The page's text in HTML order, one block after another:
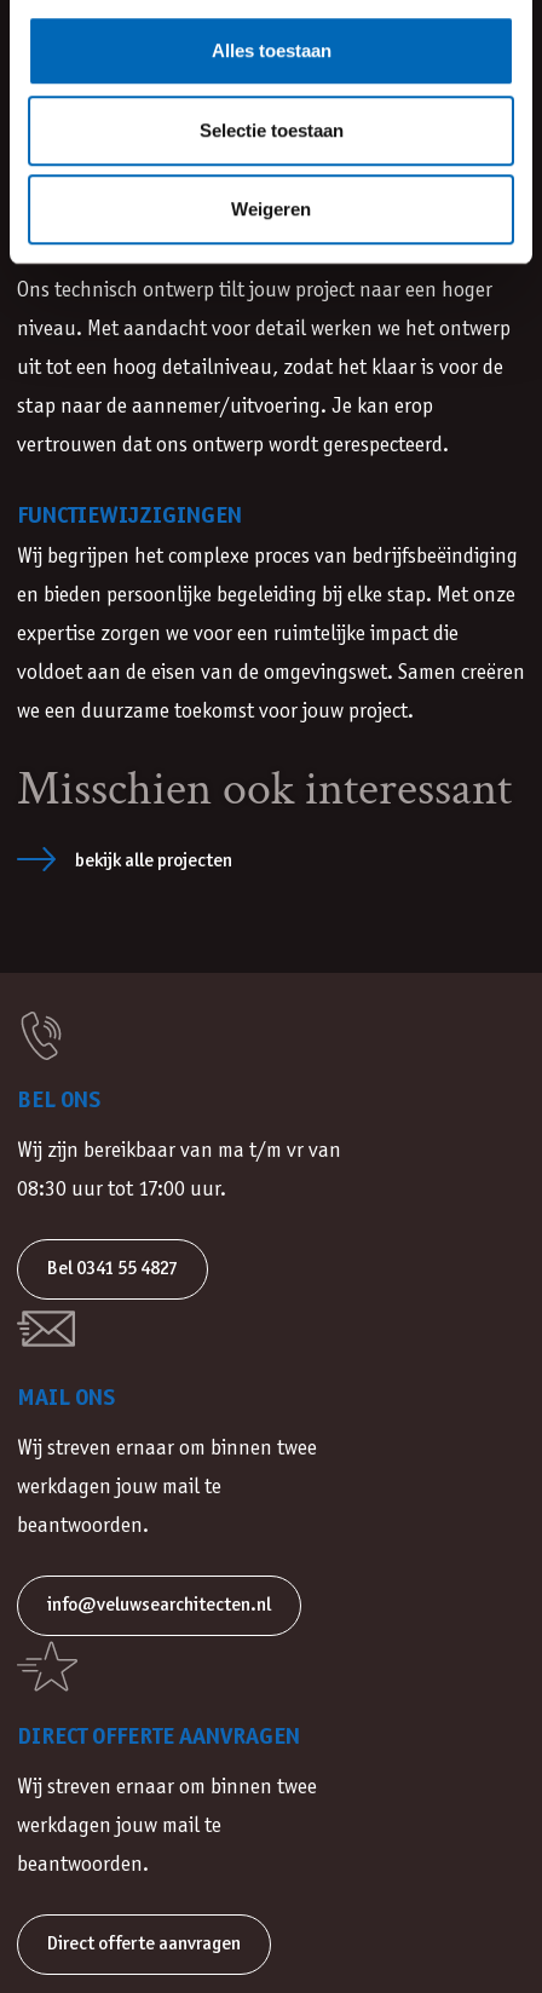
Alles toestaan
Selectie toestaan
Weigeren
Onze expertise omvat het bijhouden van actuele
wijzigingen in wet- en regelgeving. Door middel van
gedetailleerde berekeningen en tekeningen zorgen wij
ervoor dat jouw ontwerp volledig voldoet aan de eisen om
een omgevingsvergunning aan te vragen.
TECHNISCH ONTWERP
Ons technisch ontwerp tilt jouw project naar een hoger
niveau. Met aandacht voor detail werken we het ontwerp
uit tot een hoog detailniveau, zodat het klaar is voor de
stap naar de aannemer/uitvoering. Je kan erop
vertrouwen dat ons ontwerp wordt gerespecteerd.
FUNCTIEWIJZIGINGEN
Wij begrijpen het complexe proces van bedrijfsbeëindiging
en bieden persoonlijke begeleiding bij elke stap. Met onze
expertise zorgen we voor een ruimtelijke impact die
voldoet aan de eisen van de omgevingswet. Samen creëren
we een duurzame toekomst voor jouw project.
Misschien ook interessant
bekijk alle projecten
BEL ONS
Wij zijn bereikbaar van ma t/m vr van
08:30 uur tot 17:00 uur.
Bel 0341 55 4827
MAIL ONS
Wij streven ernaar om binnen twee
werkdagen jouw mail te
beantwoorden.
info@veluwsearchitecten.nl
DIRECT OFFERTE AANVRAGEN
Wij streven ernaar om binnen twee
werkdagen jouw mail te
beantwoorden.
Direct offerte aanvragen